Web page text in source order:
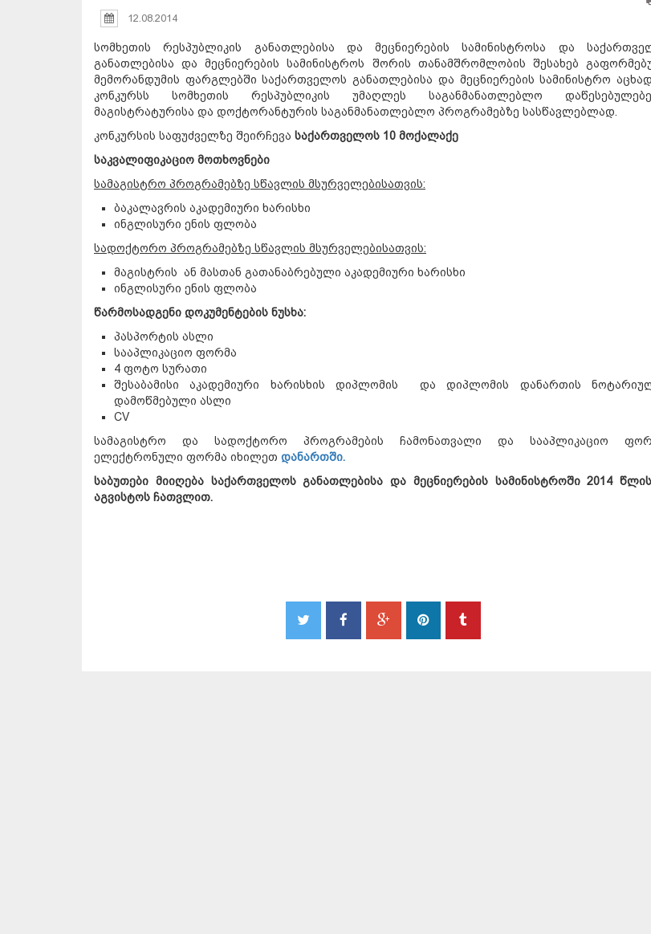
12.08.2014
სომხეთის რესპუბლიკის განათლებისა და მეცნიერების სამინისტროსა და
განათლებისა და მეცნიერების სამინისტროს შორის თანამშრომლობის შესახებ
მემორანდუმის ფარგლებში საქართველოს განათლებისა და მეცნიერების სამინისტრო
კონკურსს სომხეთის რესპუბლიკის უმაღლეს საგანმანათლებლო
მაგისტრატურისა და დოქტორანტურის საგანმანათლებლო პროგრამებზე სასწავლებლად.
კონკურსის საფუძველზე შეირჩევა საქართველოს 10 მოქალაქე
საკვალიფიკაციო მოთხოვნები
სამაგისტრო პროგრამებზე სწავლის მსურველებისათვის:
ბაკალავრის აკადემიური ხარისხი
ინგლისური ენის ფლობა
სადოქტორო პროგრამებზე სწავლის მსურველებისათვის:
მაგისტრის ან მასთან გათანაბრებული აკადემიური ხარისხი
ინგლისური ენის ფლობა
წარმოსადგენი დოკუმენტების ნუსხა:
პასპორტის ასლი
სააპლიკაციო ფორმა
4 ფოტო სურათი
შესაბამისი აკადემიური ხარისხის დიპლომის და დიპლომის დანართის
დამოწმებული ასლი
CV
სამაგისტრო და სადოქტორო პროგრამების ჩამონათვალი და სააპლიკაციო
ელექტრონული ფორმა იხილეთ დანართში.
საბუთები მიიღება საქართველოს განათლებისა და მეცნიერების სამინისტროში 2014
აგვისტოს ჩათვლით.